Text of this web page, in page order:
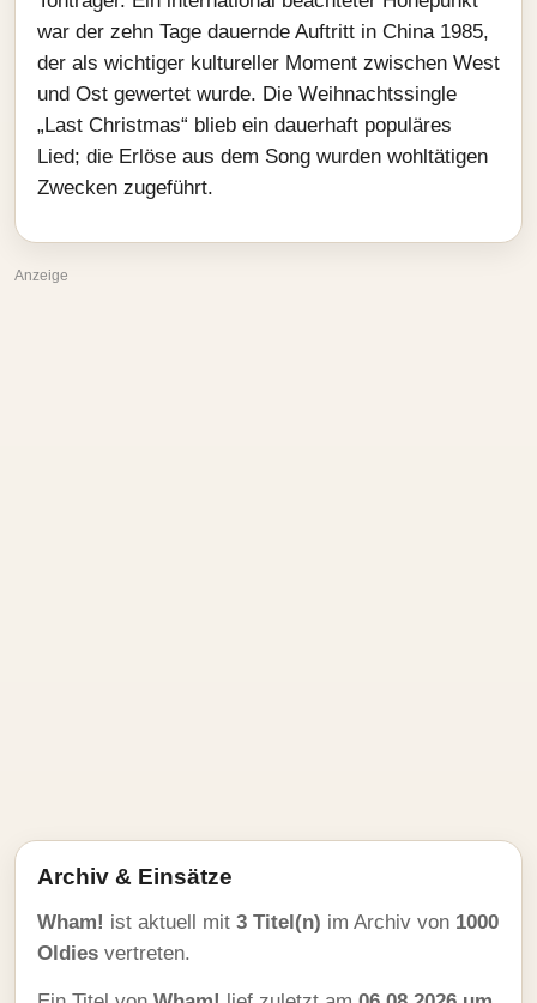
war der zehn Tage dauernde Auftritt in China 1985,
der als wichtiger kultureller Moment zwischen West
und Ost gewertet wurde. Die Weihnachtssingle
„Last Christmas“ blieb ein dauerhaft populäres
Lied; die Erlöse aus dem Song wurden wohltätigen
Zwecken zugeführt.
Anzeige
Archiv & Einsätze
Wham! ist aktuell mit 3 Titel(n) im Archiv von 1000
Oldies vertreten.